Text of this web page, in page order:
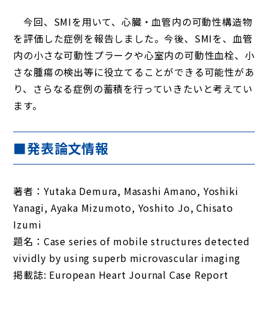
今回、SMIを用いて、心臓・血管内の可動性構造物
を評価した症例を報告しました。今後、SMIを、血管
内の小さな可動性プラークや心室内の可動性血栓、小
さな腫瘍の検出等に役立てることができる可能性があ
り、さらなる症例の蓄積を行っていきたいと考えてい
ます。
■発表論文情報
著者：Yutaka Demura, Masashi Amano, Yoshiki
Yanagi, Ayaka Mizumoto, Yoshito Jo, Chisato
Izumi
題名：Case series of mobile structures detected
vividly by using superb microvascular imaging
掲載誌: European Heart Journal Case Report